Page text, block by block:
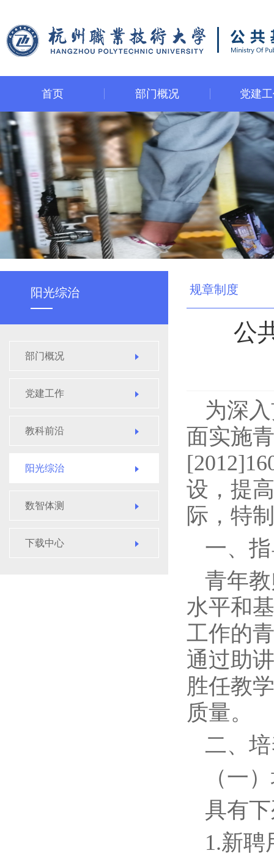
首页 部门概况 党建
阳光综治
部门概况
党建工作
教科前沿
阳光综治
数智体测
下载中心
规章制度
公
为深
面实施
设，提
际，特
一、
青年
水平和
工作的
通过助
胜任教
质量。
二、
（一
具有
1.新